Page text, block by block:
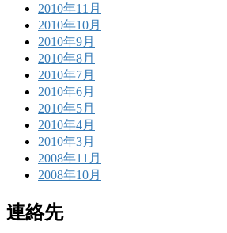
2010年11月
2010年10月
2010年9月
2010年8月
2010年7月
2010年6月
2010年5月
2010年4月
2010年3月
2008年11月
2008年10月
連絡先